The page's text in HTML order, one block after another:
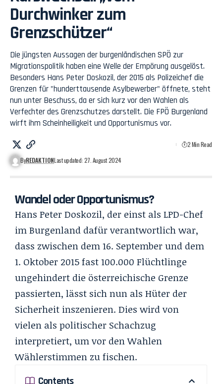
Durchwinker zum
Grenzschützer“
Die jüngsten Aussagen der burgenländischen SPÖ zur
Migrationspolitik haben eine Welle der Empörung ausgelöst.
Besonders Hans Peter Doskozil, der 2015 als Polizeichef die
Grenzen für "hunderttausende Asylbewerber" öffnete, steht
nun unter Beschuss, da er sich kurz vor den Wahlen als
Verfechter des Grenzschutzes darstellt. Die FPÖ Burgenland
wirft ihm Scheinheiligkeit und Opportunismus vor.
ByREDAKTIONLast updated: 27. August 2024
2 Min Read
Wandel oder Opportunismus?
Hans Peter Doskozil, der einst als LPD-Chef
im Burgenland dafür verantwortlich war,
dass zwischen dem 16. September und dem
1. Oktober 2015 fast 100.000 Flüchtlinge
ungehindert die österreichische Grenze
passierten, lässt sich nun als Hüter der
Sicherheit inszenieren. Dies wird von
vielen als politischer Schachzug
interpretiert, um vor den Wahlen
Wählerstimmen zu fischen.
Contents